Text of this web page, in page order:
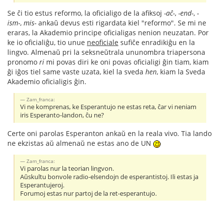
Se ĉi tio estus reformo, la oficialigo de la afiksoj -aĉ-, -end-, -
ism-, mis- ankaŭ devus esti rigardata kiel "reformo". Se mi ne
eraras, la Akademio principe oficialigas nenion neuzatan. Por
ke io oficialiĝu, tio unue neoficiale sufiĉe enradikiĝu en la
lingvo. Almenaŭ pri la seksneŭtrala ununombra triapersona
pronomo ri mi povas diri ke oni povas oficialigi ĝin tiam, kiam
ĝi iĝos tiel same vaste uzata, kiel la sveda hen, kiam la Sveda
Akademio oficialigis ĝin.
Zam_franca:
Vi ne komprenas, ke Esperantujo ne estas reta, ĉar vi neniam
iris Esperanto-landon, ĉu ne?
Certe oni parolas Esperanton ankaŭ en la reala vivo. Tia lando
ne ekzistas aŭ almenaŭ ne estas ano de UN
Zam_franca:
Vi parolas nur la teorian lingvon.
Aŭskultu bonvole radio-elsendojn de esperantistoj. Ili estas ja
Esperantujeroj.
Forumoj estas nur partoj de la ret-esperantujo.